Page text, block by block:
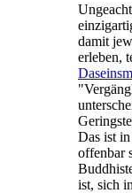
damit
erleben,
Das ist
offenbar
ist, sich